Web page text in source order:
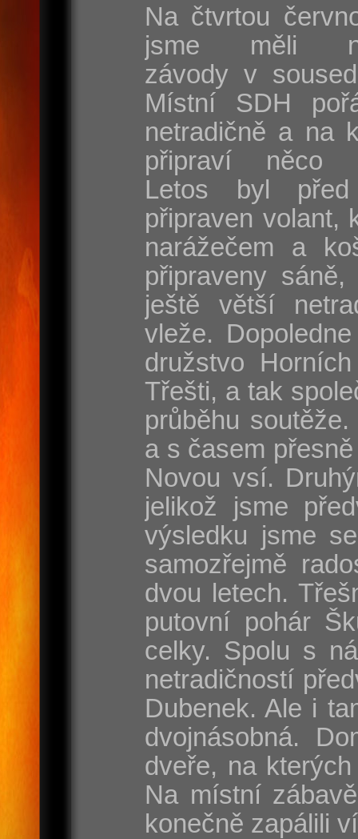
Na čtvrtou
jsme měli
závody v
Místní SDH
netradičně a na
připraví něco
Letos byl před
připraven volant,
narážečem a
připraveny
ještě větší
vleže.
družstvo
Třešti, a tak
průběhu
a s časem
Novou vsí.
jelikož jsme
výsledku jsme
samozřejmě
dvou letech.
putovní pohár
celky. Spolu s
netradičností
Dubenek. Ale i
dvojnásobná.
dveře, na
Na místní
konečně zapálili